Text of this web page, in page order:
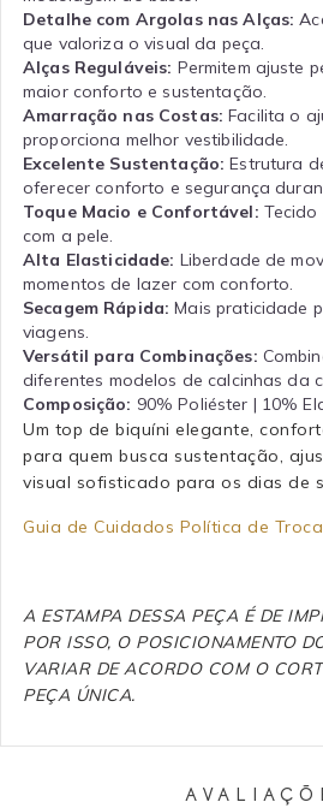
Detalhe com Argolas nas Alças:
que valoriza o visual da peça.
Alças Reguláveis: Permitem ajuste
maior conforto e sustentação.
Amarração nas Costas: Facilita o
proporciona melhor vestibilidade.
Excelente Sustentação: Estrutura
oferecer conforto e segurança
Toque Macio e Confortável:
com a pele.
Alta Elasticidade: Liberdade de
momentos de lazer com conforto.
Secagem Rápida: Mais praticidade
viagens.
Versátil para Combinações:
diferentes modelos de calcinhas da
Composição: 90% Poliéster | 10%
Um top de biquíni elegante,
para quem busca sustentação,
visual sofisticado para os dias de
Guia de Cuidados Política de
A ESTAMPA DESSA PEÇA É DE
POR ISSO, O POSICIONAMENTO
VARIAR DE ACORDO COM O
PEÇA ÚNICA.